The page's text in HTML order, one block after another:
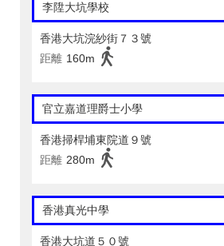
李陞大坑學校
香港大坑浣紗街７３號
距離 160m
官立嘉道理爵士小學
香港掃桿埔東院道９號
距離 280m
香港真光中學
香港大坑道５０號